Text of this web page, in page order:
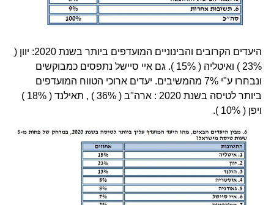
היעדים הקרובים והבינוניים המועדפים ביותר בשנת 2020: יוון (
23% ) ואיטליה ( 15% ). גם איי סיישל נתפסים כמבוקשים
ונבחרו ע"י 7% מהמשיבים. יעדים ארוכי הטווח המועדפים
ביותר לטיסה בשנת 2020 : ארה"ב ( 36% ) , תאילנד ( 18% )
ויפן ( 10% ).